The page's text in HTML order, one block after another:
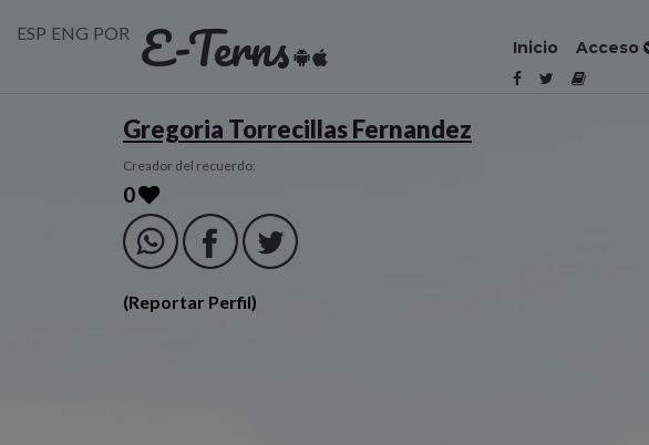
ESP ENG POR E-Terns Inicio Acceso
Gregoria Torrecillas Fernandez
Creador del recuerdo:
0
(Reportar Perfil)